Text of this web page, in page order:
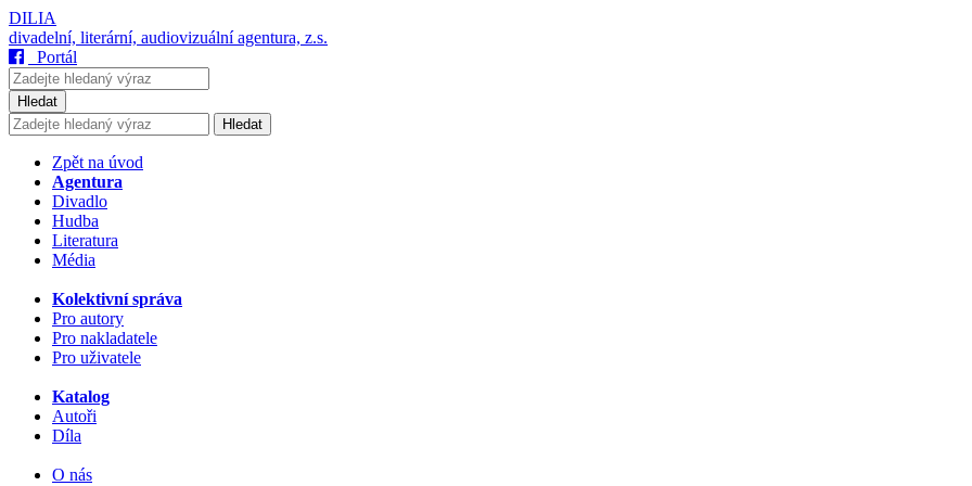
DILIA
divadelní, literární, audiovizuální agentura, z.s.
Portál
Hledat
Hledat
Zpět na úvod
Agentura
Divadlo
Hudba
Literatura
Média
Kolektivní správa
Pro autory
Pro nakladatele
Pro uživatele
Katalog
Autoři
Díla
O nás